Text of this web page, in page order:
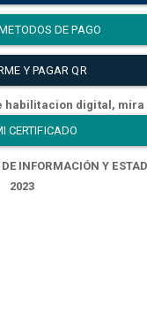
DE PAGO
Y PAGAR QR
digital, mira
CERTIFICADO
INFORMACIÓN Y
2023